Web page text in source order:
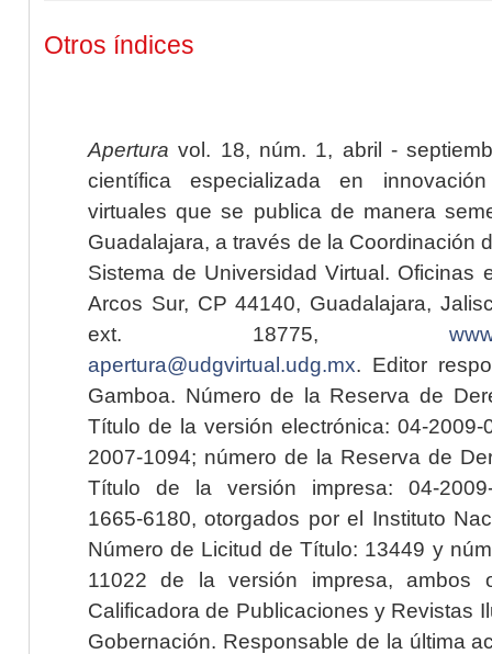
Otros índices
Apertura vol. 18, núm. 1, abril -
científica especializada en
virtuales que se publica de manera
Guadalajara, a través de la Coordinación
Sistema de Universidad Virtual. Oficinas
Arcos Sur, CP 44140, Guadalajara,
ext. 18775,
apertura@udgvirtual.udg.mx. Editor
Gamboa. Número de la Reserva de
Título de la versión electrónica: 04-2009-
2007-1094; número de la Reserva de
Título de la versión impresa: 04-2009-
1665-6180, otorgados por el Instituto
Número de Licitud de Título: 13449 y
11022 de la versión impresa, ambos
Calificadora de Publicaciones y Revistas
Gobernación. Responsable de la última